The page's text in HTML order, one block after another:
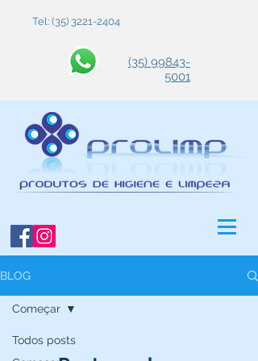
Tel: (35) 3221-2404
(35) 99843-
5001
BLOG
Todos posts
Começar